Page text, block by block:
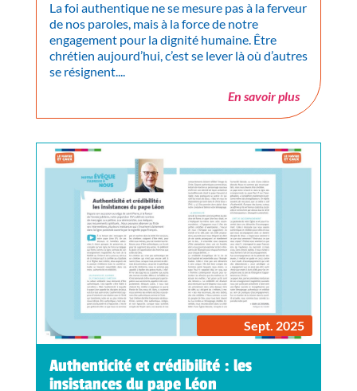
La foi authentique ne se mesure pas à la ferveur
de nos paroles, mais à la force de notre
engagement pour la dignité humaine. Être
chrétien aujourd’hui, c’est se lever là où d’autres
se résignent....
En savoir plus
Sept. 2025
Authenticité et crédibilité : les
insistances du pape Léon